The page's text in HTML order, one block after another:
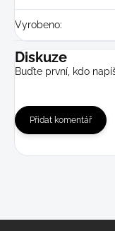
Vyrobeno:
Diskuze
Buďte první, kdo
Přidat komentář